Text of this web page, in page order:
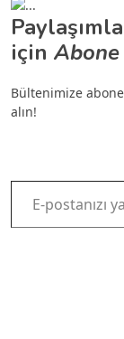
için
Bültenimize
alın!
E-postanızı yazın…